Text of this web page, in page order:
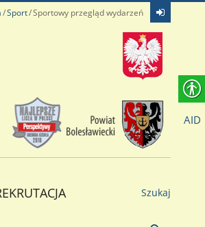
Sport Sportowy przegląd wydarzeń
Szukaj
AID